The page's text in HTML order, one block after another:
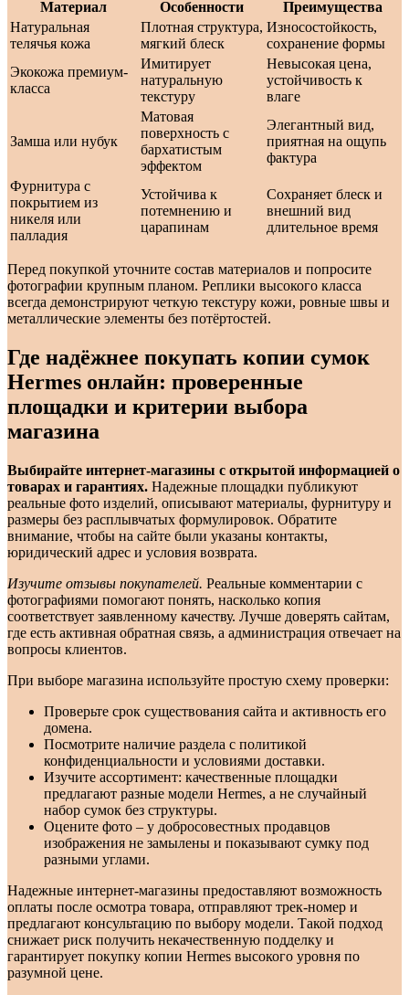
Материал Особенности
Преимущества
Натуральная
телячья кожа
Плотная структура,
мягкий блеск
Износостойкость,
сохранение формы
Экокожа премиум-
класса
Имитирует
натуральную
текстуру
Невысокая цена,
устойчивость к
влаге
Замша или нубук
Матовая
поверхность с
бархатистым
эффектом
Элегантный вид,
приятная на ощупь
фактура
Фурнитура с
покрытием из
никеля или
палладия
Устойчива к
потемнению и
царапинам
Сохраняет блеск и
внешний вид
длительное время
Перед покупкой уточните состав материалов и попросите
фотографии крупным планом. Реплики высокого класса
всегда демонстрируют четкую текстуру кожи, ровные швы и
металлические элементы без потёртостей.
Где надёжнее покупать копии сумок
Hermes онлайн: проверенные
площадки и критерии выбора
магазина
Выбирайте интернет-магазины с открытой информацией о
товарах и гарантиях. Надежные площадки публикуют
реальные фото изделий, описывают материалы, фурнитуру и
размеры без расплывчатых формулировок. Обратите
внимание, чтобы на сайте были указаны контакты,
юридический адрес и условия возврата.
Изучите отзывы покупателей. Реальные комментарии с
фотографиями помогают понять, насколько копия
соответствует заявленному качеству. Лучше доверять сайтам,
где есть активная обратная связь, а администрация отвечает на
вопросы клиентов.
При выборе магазина используйте простую схему проверки:
Проверьте срок существования сайта и активность его
домена.
Посмотрите наличие раздела с политикой
конфиденциальности и условиями доставки.
Изучите ассортимент: качественные площадки
предлагают разные модели Hermes, а не случайный
набор сумок без структуры.
Оцените фото – у добросовестных продавцов
изображения не замылены и показывают сумку под
разными углами.
Надежные интернет-магазины предоставляют возможность
оплаты после осмотра товара, отправляют трек-номер и
предлагают консультацию по выбору модели. Такой подход
снижает риск получить некачественную подделку и
гарантирует покупку копии Hermes высокого уровня по
разумной цене.